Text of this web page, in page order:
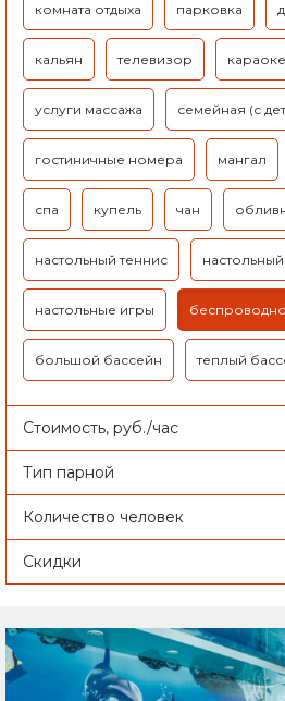
комната отдыха парковка
кальян телевизор караоке
услуги массажа семейная (с
гостиничные номера мангал
спа купель чан
настольный теннис
настольные игры
большой бассейн теплый
Стоимость, руб./час
Тип парной
Количество человек
Скидки